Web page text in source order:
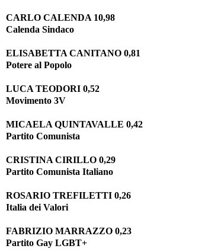
CARLO CALENDA 10,98
Calenda Sindaco
ELISABETTA CANITANO 0,81
Potere al Popolo
LUCA TEODORI 0,52
Movimento 3V
MICAELA QUINTAVALLE 0,42
Partito Comunista
CRISTINA CIRILLO 0,29
Partito Comunista Italiano
ROSARIO TREFILETTI 0,26
Italia dei Valori
FABRIZIO MARRAZZO 0,23
Partito Gay LGBT+